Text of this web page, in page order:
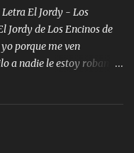
El Jordy - Los
Jordy de Los Encinos de
porque me ven
a nadie le estoy robando
estaba escaso Mi
razón que a diario me